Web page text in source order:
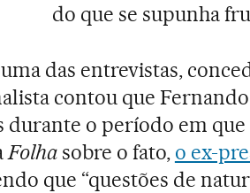
do que se supunha
das entrevistas,
contou que
durante o período em
Folha sobre o fato, o ex-
que “questões de